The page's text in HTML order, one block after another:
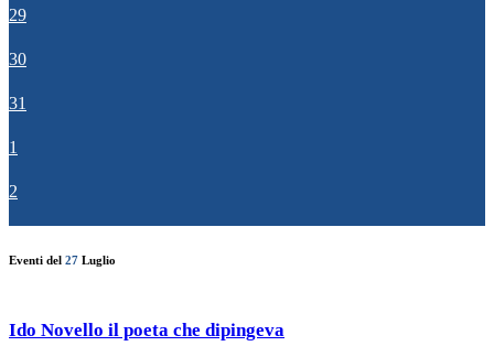
29
30
31
1
2
Eventi del 27 Luglio
Ido Novello il poeta che dipingeva